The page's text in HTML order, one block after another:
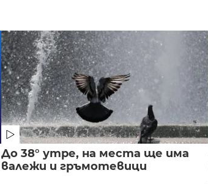
До 38° утре, на места ще има
валежи и гръмотевици